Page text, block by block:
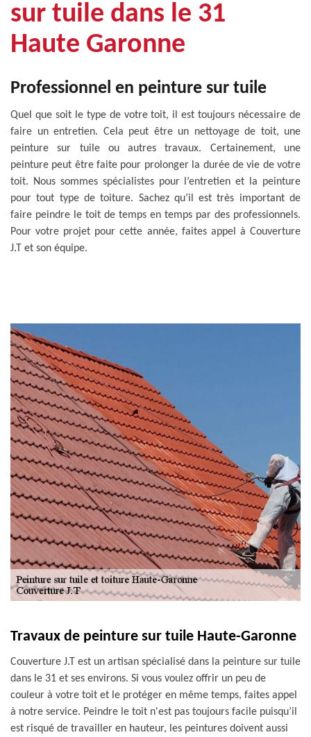
sur tuile dans le 31
Haute Garonne
Professionnel en peinture sur tuile
Quel que soit le type de votre toit, il est toujours nécessaire de
faire un entretien. Cela peut être un nettoyage de toit, une
peinture sur tuile ou autres travaux. Certainement, une
peinture peut être faite pour prolonger la durée de vie de votre
toit. Nous sommes spécialistes pour l’entretien et la peinture
pour tout type de toiture. Sachez qu’il est très important de
faire peindre le toit de temps en temps par des professionnels.
Pour votre projet pour cette année, faites appel à Couverture
J.T et son équipe.
Travaux de peinture sur tuile Haute-Garonne
Couverture J.T est un artisan spécialisé dans la peinture sur tuile
dans le 31 et ses environs. Si vous voulez offrir un peu de
couleur à votre toit et le protéger en même temps, faites appel
à notre service. Peindre le toit n'est pas toujours facile puisqu’il
est risqué de travailler en hauteur, les peintures doivent aussi